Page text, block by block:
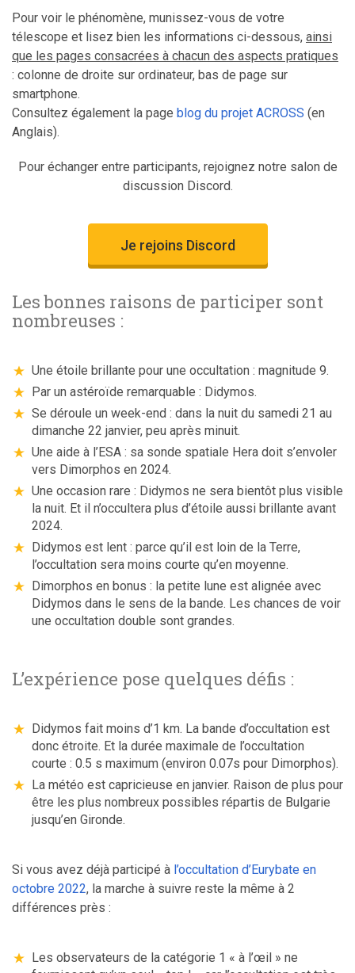
Pour voir le phénomène, munissez-vous de votre
télescope et lisez bien les informations ci-dessous, ainsi
que les pages consacrées à chacun des aspects pratiques
: colonne de droite sur ordinateur, bas de page sur
smartphone.
Consultez également la page blog du projet ACROSS (en
Anglais).
Pour échanger entre participants, rejoignez notre salon de
discussion Discord.
Je rejoins Discord
Les bonnes raisons de participer sont
nombreuses :
Une étoile brillante pour une occultation : magnitude 9.
Par un astéroïde remarquable : Didymos.
Se déroule un week-end : dans la nuit du samedi 21 au
dimanche 22 janvier, peu après minuit.
Une aide à l’ESA : sa sonde spatiale Hera doit s’envoler
vers Dimorphos en 2024.
Une occasion rare : Didymos ne sera bientôt plus visible
la nuit. Et il n’occultera plus d’étoile aussi brillante avant
2024.
Didymos est lent : parce qu’il est loin de la Terre,
l’occultation sera moins courte qu’en moyenne.
Dimorphos en bonus : la petite lune est alignée avec
Didymos dans le sens de la bande. Les chances de voir
une occultation double sont grandes.
L’expérience pose quelques défis :
Didymos fait moins d’1 km. La bande d’occultation est
donc étroite. Et la durée maximale de l’occultation
courte : 0.5 s maximum (environ 0.07s pour Dimorphos).
La météo est capricieuse en janvier. Raison de plus pour
être les plus nombreux possibles répartis de Bulgarie
jusqu’en Gironde.
Si vous avez déjà participé à l’occultation d’Eurybate en
octobre 2022, la marche à suivre reste la même à 2
différences près :
Les observateurs de la catégorie 1 « à l’œil » ne